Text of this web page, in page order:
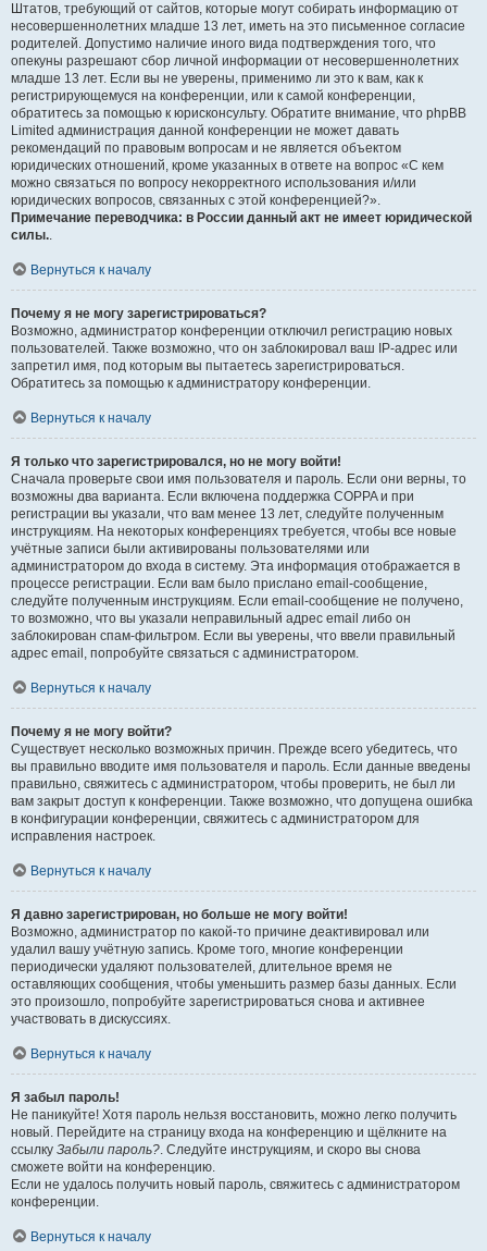
Штатов, требующий от сайтов, которые могут собирать информацию от
несовершеннолетних младше 13 лет, иметь на это письменное согласие
родителей. Допустимо наличие иного вида подтверждения того, что
опекуны разрешают сбор личной информации от несовершеннолетних
младше 13 лет. Если вы не уверены, применимо ли это к вам, как к
регистрирующемуся на конференции, или к самой конференции,
обратитесь за помощью к юрисконсульту. Обратите внимание, что phpBB
Limited администрация данной конференции не может давать
рекомендаций по правовым вопросам и не является объектом
юридических отношений, кроме указанных в ответе на вопрос «С кем
можно связаться по вопросу некорректного использования и/или
юридических вопросов, связанных с этой конференцией?».
Примечание переводчика: в России данный акт не имеет юридической
силы..
Вернуться к началу
Почему я не могу зарегистрироваться?
Возможно, администратор конференции отключил регистрацию новых
пользователей. Также возможно, что он заблокировал ваш IP-адрес или
запретил имя, под которым вы пытаетесь зарегистрироваться.
Обратитесь за помощью к администратору конференции.
Вернуться к началу
Я только что зарегистрировался, но не могу войти!
Сначала проверьте свои имя пользователя и пароль. Если они верны, то
возможны два варианта. Если включена поддержка COPPA и при
регистрации вы указали, что вам менее 13 лет, следуйте полученным
инструкциям. На некоторых конференциях требуется, чтобы все новые
учётные записи были активированы пользователями или
администратором до входа в систему. Эта информация отображается в
процессе регистрации. Если вам было прислано email-сообщение,
следуйте полученным инструкциям. Если email-сообщение не получено,
то возможно, что вы указали неправильный адрес email либо он
заблокирован спам-фильтром. Если вы уверены, что ввели правильный
адрес email, попробуйте связаться с администратором.
Вернуться к началу
Почему я не могу войти?
Существует несколько возможных причин. Прежде всего убедитесь, что
вы правильно вводите имя пользователя и пароль. Если данные введены
правильно, свяжитесь с администратором, чтобы проверить, не был ли
вам закрыт доступ к конференции. Также возможно, что допущена ошибка
в конфигурации конференции, свяжитесь с администратором для
исправления настроек.
Вернуться к началу
Я давно зарегистрирован, но больше не могу войти!
Возможно, администратор по какой-то причине деактивировал или
удалил вашу учётную запись. Кроме того, многие конференции
периодически удаляют пользователей, длительное время не
оставляющих сообщения, чтобы уменьшить размер базы данных. Если
это произошло, попробуйте зарегистрироваться снова и активнее
участвовать в дискуссиях.
Вернуться к началу
Я забыл пароль!
Не паникуйте! Хотя пароль нельзя восстановить, можно легко получить
новый. Перейдите на страницу входа на конференцию и щёлкните на
ссылку Забыли пароль?. Следуйте инструкциям, и скоро вы снова
сможете войти на конференцию.
Если не удалось получить новый пароль, свяжитесь с администратором
конференции.
Вернуться к началу